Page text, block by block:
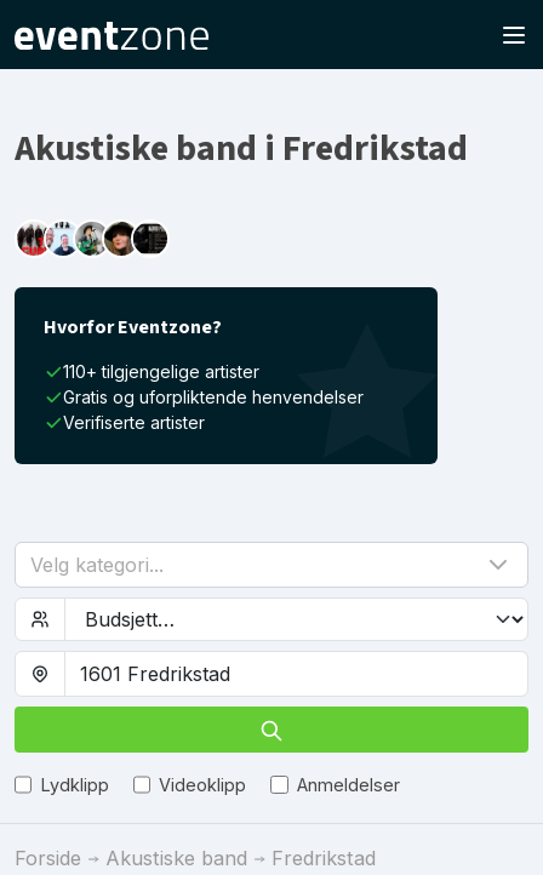
Akustiske band i Fredrikstad
Hvorfor Eventzone?
110+ tilgjengelige artister
Gratis og uforpliktende henvendelser
Verifiserte artister
Velg kategori...
Lydklipp Videoklipp Anmeldelser
Forside Akustiske band Fredrikstad